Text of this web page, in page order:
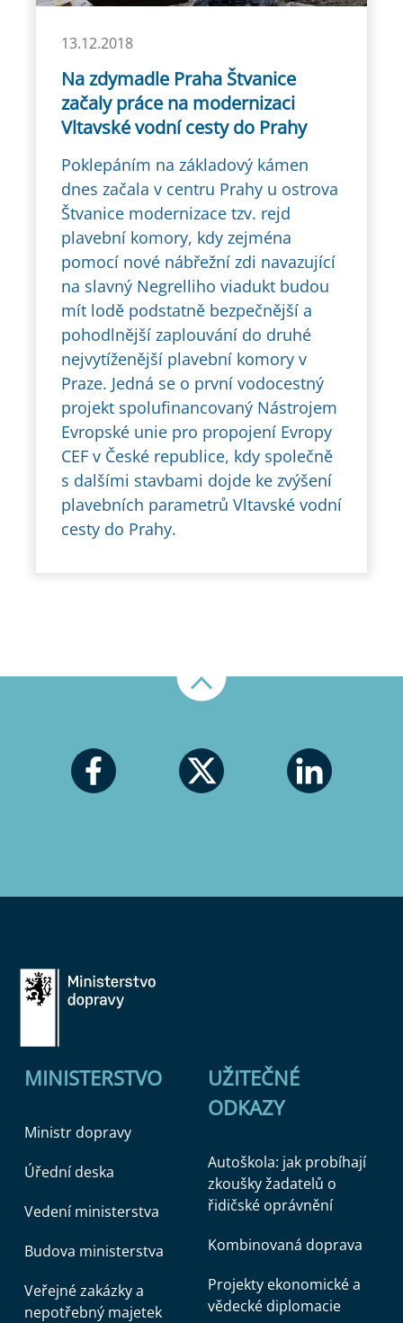
13.12.2018
Na zdymadle Praha Štvanice
začaly práce na modernizaci
Vltavské vodní cesty do Prahy
Poklepáním na základový kámen
dnes začala v centru Prahy u ostrova
Štvanice modernizace tzv. rejd
plavební komory, kdy zejména
pomocí nové nábřežní zdi navazující
na slavný Negrelliho viadukt budou
mít lodě podstatně bezpečnější a
pohodlnější zaplouvání do druhé
nejvytíženější plavební komory v
Praze. Jedná se o první vodocestný
projekt spolufinancovaný Nástrojem
Evropské unie pro propojení Evropy
CEF v České republice, kdy společně
s dalšími stavbami dojde ke zvýšení
plavebních parametrů Vltavské vodní
cesty do Prahy.
MINISTERSTVO
Ministr dopravy
Úřední deska
Vedení ministerstva
Budova ministerstva
Veřejné zakázky a
nepotřebný majetek
UŽITEČNÉ
ODKAZY
Autoškola: jak probíhají
zkoušky žadatelů o
řidičské oprávnění
Kombinovaná doprava
Projekty ekonomické a
vědecké diplomacie